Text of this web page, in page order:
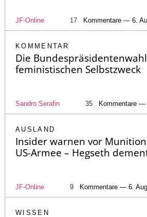
JF-Online 17 Kommentare — 6.
KOMMENTAR
Die
feministischen Selbstzweck
Sandro Serafin 35 Kommentare —
AUSLAND
Insider warnen vor
US-Armee – Hegseth
JF-Online 9 Kommentare — 6.
WISSEN